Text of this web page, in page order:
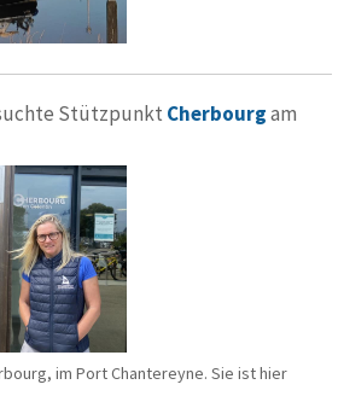
Stützpunkt Cherbourgam
im Port Chantereyne. Sie ist hier